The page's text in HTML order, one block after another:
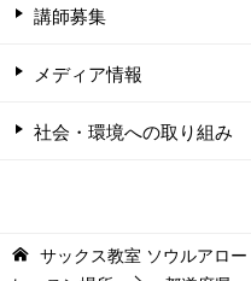
講師募集
メディア情報
社会・環境への取り組み
サックス教室 ソウルアロー